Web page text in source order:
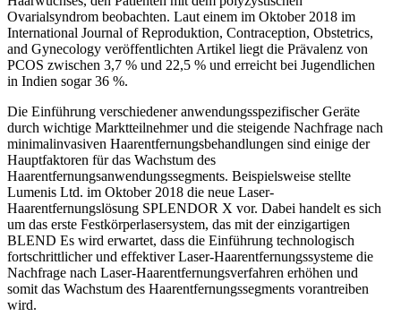
Ovarialsyndrom beobachten. Laut einem im Oktober 2018 im
International Journal of Reproduktion, Contraception, Obstetrics,
and Gynecology veröffentlichten Artikel liegt die Prävalenz von
PCOS zwischen 3,7 % und 22,5 % und erreicht bei Jugendlichen
in Indien sogar 36 %.
Die Einführung verschiedener anwendungsspezifischer Geräte
durch wichtige Marktteilnehmer und die steigende Nachfrage nach
minimalinvasiven Haarentfernungsbehandlungen sind einige der
Hauptfaktoren für das Wachstum des
Haarentfernungsanwendungssegments. Beispielsweise stellte
Lumenis Ltd. im Oktober 2018 die neue Laser-
Haarentfernungslösung SPLENDOR X vor. Dabei handelt es sich
um das erste Festkörperlasersystem, das mit der einzigartigen
BLEND Es wird erwartet, dass die Einführung technologisch
fortschrittlicher und effektiver Laser-Haarentfernungssysteme die
Nachfrage nach Laser-Haarentfernungsverfahren erhöhen und
somit das Wachstum des Haarentfernungssegments vorantreiben
wird.